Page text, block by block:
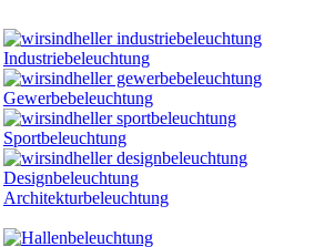
Industriebeleuchtung
Gewerbebeleuchtung
Sportbeleuchtung
Designbeleuchtung
Architekturbeleuchtung